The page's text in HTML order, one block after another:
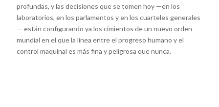
profundas, y las decisiones que se tomen hoy —en los
laboratorios, en los parlamentos y en los cuarteles generales
— están configurando ya los cimientos de un nuevo orden
mundial en el que la línea entre el progreso humano y el
control maquinal es más fina y peligrosa que nunca.